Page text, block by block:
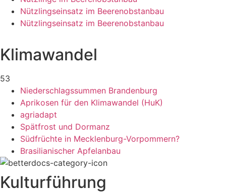
Nützlingseinsatz im Beerenobstanbau
Nützlingseinsatz im Beerenobstanbau
Klimawandel
53
Niederschlagssummen Brandenburg
Aprikosen für den Klimawandel (HuK)
agriadapt
Spätfrost und Dormanz
Südfrüchte in Mecklenburg-Vorpommern?
Brasilianischer Apfelanbau
Kulturführung